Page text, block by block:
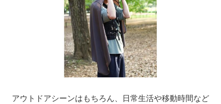
アウトドアシーンはもちろん、日常生活や移動時間など